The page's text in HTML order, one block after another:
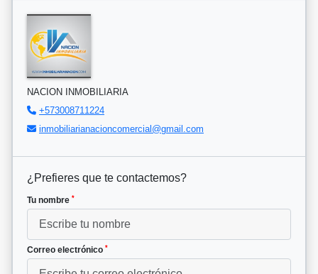
NACION INMOBILIARIA
+573008711224
inmobiliarianacioncomercial@gmail.com
¿Prefieres que te contactemos?
Tu nombre *
Correo electrónico *